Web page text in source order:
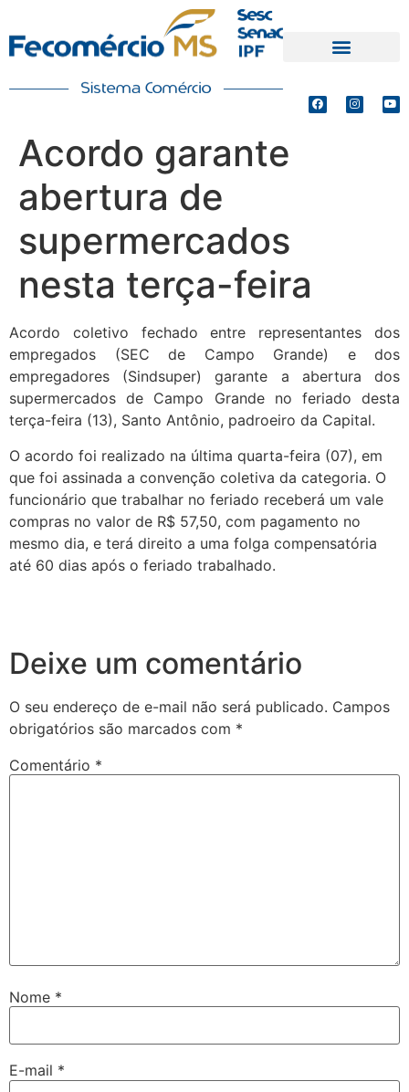
Acordo garante
abertura de
supermercados
nesta terça-feira
Acordo coletivo fechado entre representantes dos
empregados (SEC de Campo Grande) e dos
empregadores (Sindsuper) garante a abertura dos
supermercados de Campo Grande no feriado desta
terça-feira (13), Santo Antônio, padroeiro da Capital.
O acordo foi realizado na última quarta-feira (07), em
que foi assinada a convenção coletiva da categoria. O
funcionário que trabalhar no feriado receberá um vale
compras no valor de R$ 57,50, com pagamento no
mesmo dia, e terá direito a uma folga compensatória
até 60 dias após o feriado trabalhado.
Deixe um comentário
O seu endereço de e-mail não será publicado. Campos
obrigatórios são marcados com *
Comentário *
Nome *
E-mail *